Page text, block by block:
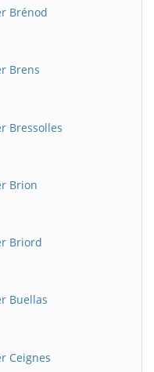
Brénod
Brens
Bressolles
Brion
Briord
Buellas
Ceignes